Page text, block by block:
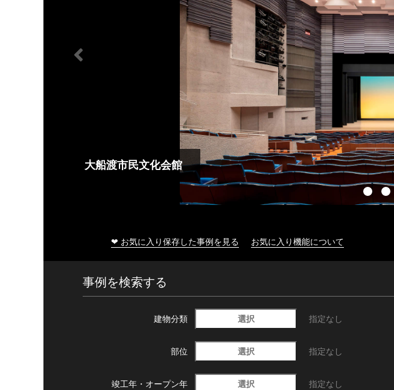
大船渡市民文化会館
❤ お気に入り保存した事例を見る お気に入り機能について
事例を検索する
建物分類 選択 指定なし
部位 選択 指定なし
竣工年・ オープン年 選択 指定なし